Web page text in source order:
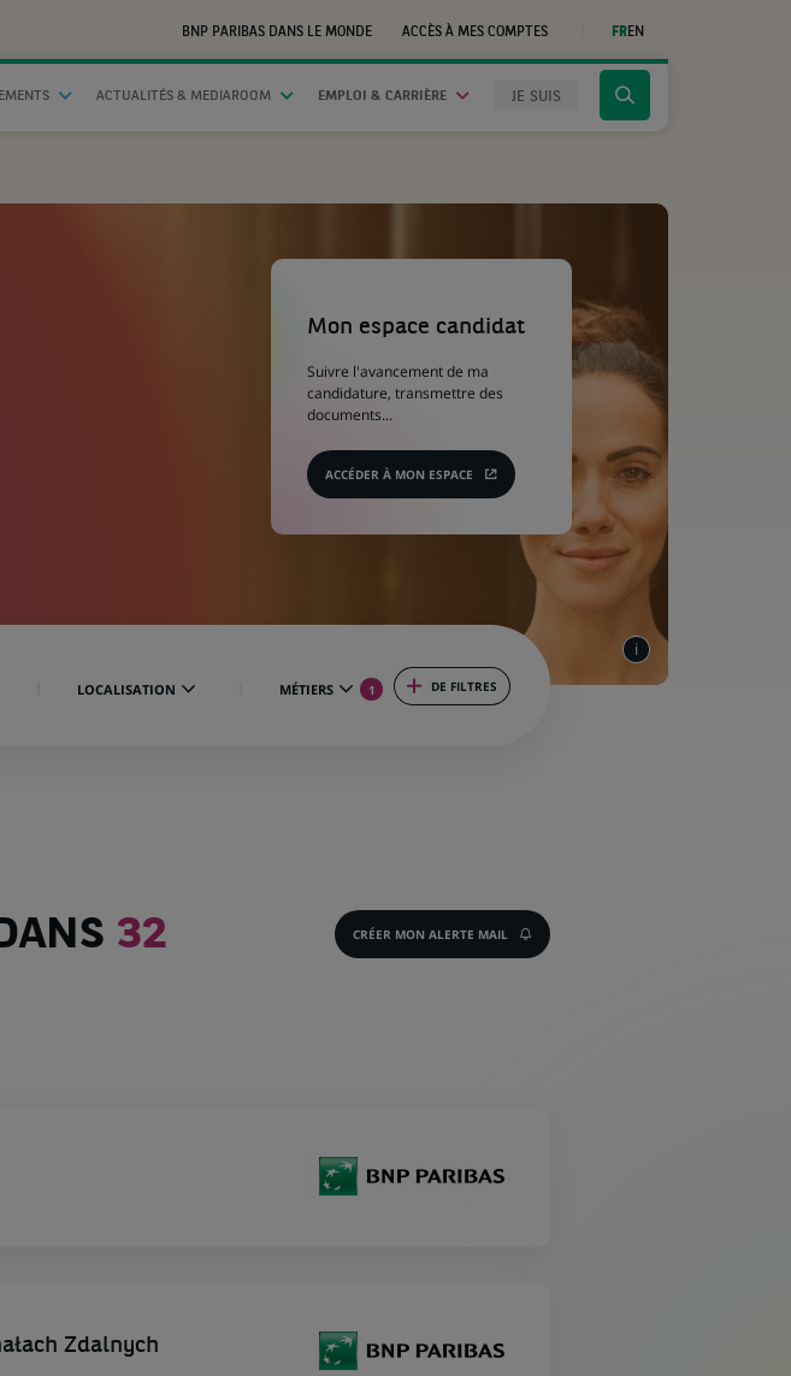
BNP PARIBAS DANS LE MONDE
ACCÈS À MES COMPTES
LIEN
DANS
UN
FREN
ACTUALITÉS & MEDIAROOM EMPLOI & CARRIÈRE JE SUIS
Cliquer
moteur
Mon espace candidat
Suivre l'avancement de ma
candidature, transmettre des
documents...
ACCÉDER À MON ESPACE
(Ce
s'ouvre
dans
nouvel
onglet)
LOCALISATION MÉTIERS 1 DE FILTRES
32
CRÉER MON ALERTE MAIL
Zdalnych